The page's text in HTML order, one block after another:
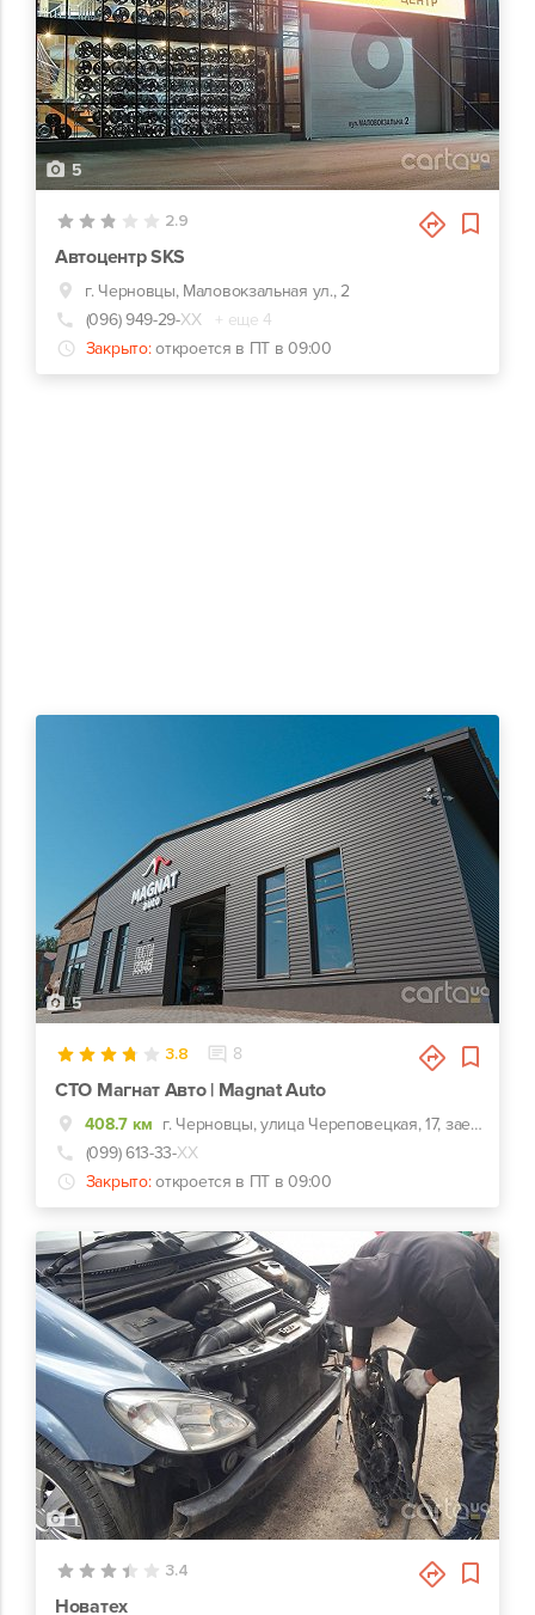
5
2.9
Автоцентр SKS
г. Черновцы, Маловокзальная ул., 2
(096) 949-29-ХХ
+ еще 4
Закрыто: откроется в ПТ в 09:00
5
3.8 8
СТО Магнат Авто | Magnat Auto
408.7 км
г. Черновцы, улица Череповецкая, 17, заезд с ул. Комунальников
(099) 613-33-ХХ
Закрыто: откроется в ПТ в 09:00
1
3.4
Новатех